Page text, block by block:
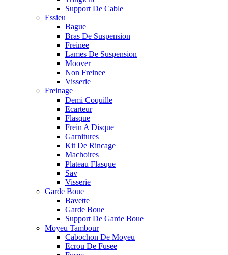
Support De Cable
Essieu
Bague
Bras De Suspension
Freinee
Lames De Suspension
Moover
Non Freinee
Visserie
Freinage
Demi Coquille
Ecarteur
Flasque
Frein A Disque
Garnitures
Kit De Rincage
Machoires
Plateau Flasque
Sav
Visserie
Garde Boue
Bavette
Garde Boue
Support De Garde Boue
Moyeu Tambour
Cabochon De Moyeu
Ecrou De Fusee